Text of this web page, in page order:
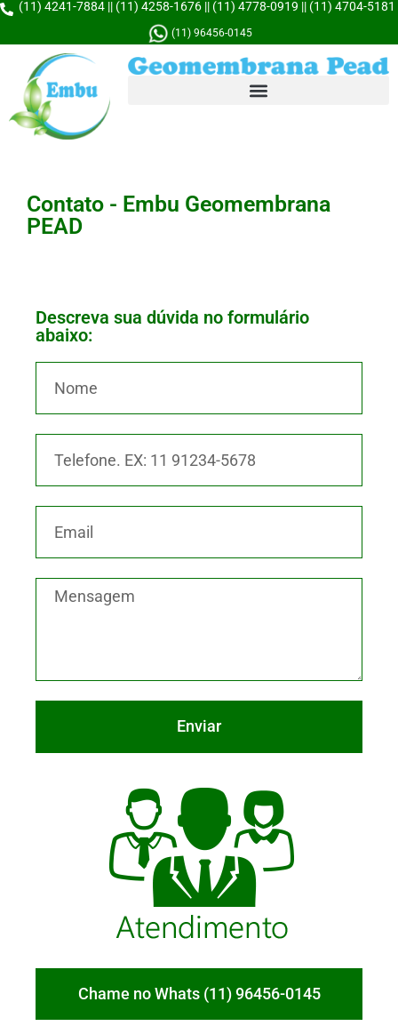
(11) 4241-7884 || (11) 4258-1676 || (11) 4778-0919 || (11) 4704-5181
(11) 96456-0145
Contato - Embu Geomembrana
PEAD
Descreva sua dúvida no formulário
abaixo:
Enviar
Chame no Whats (11) 96456-0145